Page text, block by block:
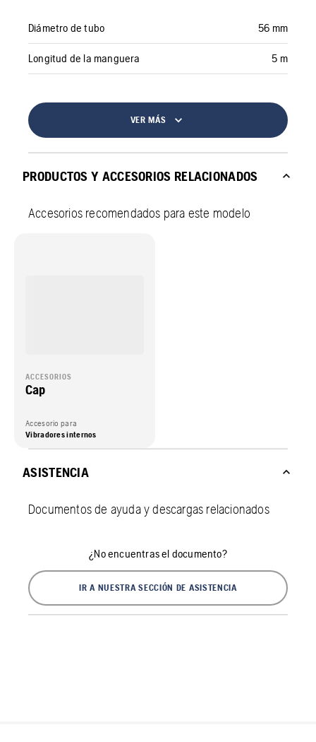
Diámetro de tubo 56 mm
Longitud de la manguera 5 m
VER MÁS
PRODUCTOS Y ACCESORIOS RELACIONADOS
Accesorios recomendados para este modelo
ACCESORIOS
Cap
Accesorio para
Vibradores internos
ASISTENCIA
Documentos de ayuda y descargas relacionados
¿No encuentras el documento?
IR A NUESTRA SECCIÓN DE ASISTENCIA